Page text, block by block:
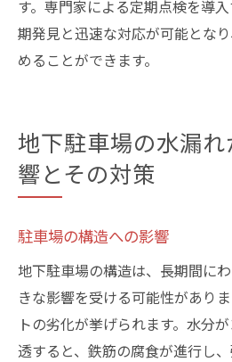
す。専門家による定期点検を導
期発見と迅速な対応が可能とな
めることができます。
地下駐車場の水漏
響とその対策
駐車場の構造への影響
地下駐車場の構造は、長期間に
きな影響を受ける可能性があり
トの劣化が挙げられます。水分
透すると、鉄筋の腐食が進行し